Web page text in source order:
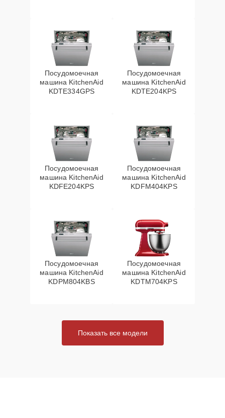
Посудомоечная
машина KitchenAid
KDTE334GPS
Посудомоечная
машина KitchenAid
KDTE204KPS
Посудомоечная
машина KitchenAid
KDFE204KPS
Посудомоечная
машина KitchenAid
KDFM404KPS
Посудомоечная
машина KitchenAid
KDPM804KBS
Посудомоечная
машина KitchenAid
KDTM704KPS
Показать все модели